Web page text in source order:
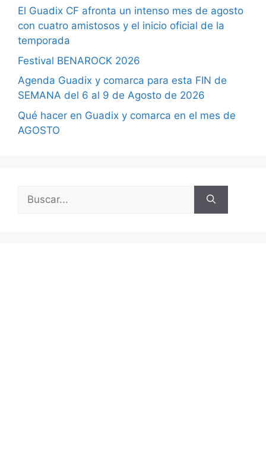
El Guadix CF afronta un intenso mes de agosto
con cuatro amistosos y el inicio oficial de la
temporada
Festival BENAROCK 2026
Agenda Guadix y comarca para esta FIN de
SEMANA del 6 al 9 de Agosto de 2026
Qué hacer en Guadix y comarca en el mes de
AGOSTO